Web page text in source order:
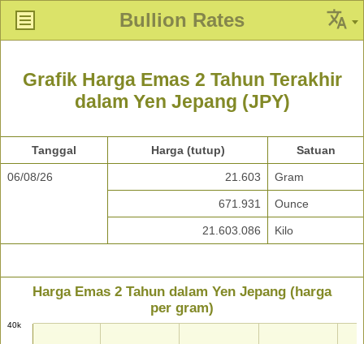
Bullion Rates
Grafik Harga Emas 2 Tahun Terakhir
dalam Yen Jepang (JPY)
Tanggal Harga (tutup) Satuan
06/08/26 21.603 Gram
671.931 Ounce
21.603.086 Kilo
Harga Emas 2 Tahun dalam Yen Jepang (harga
per gram)
40k